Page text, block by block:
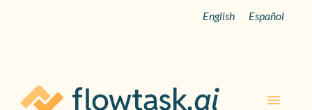
English Español